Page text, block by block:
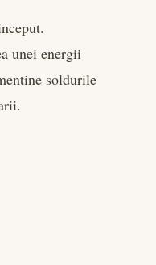
unei energii
soldurile